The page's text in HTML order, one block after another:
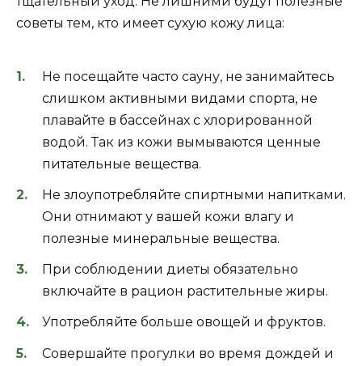
советы тем, кто имеет сухую кожу лица:
Не посещайте часто сауну, не занимайтесь
слишком активными видами спорта, не
плавайте в бассейнах с хлорированной
водой. Так из кожи вымываются ценные
питательные вещества.
Не злоупотребляйте спиртными напитками.
Они отнимают у вашей кожи влагу и
полезные минеральные вещества.
При соблюдении диеты обязательно
включайте в рацион растительные жиры.
Употребляйте больше овощей и фруктов.
Совершайте прогулки во время дождей и